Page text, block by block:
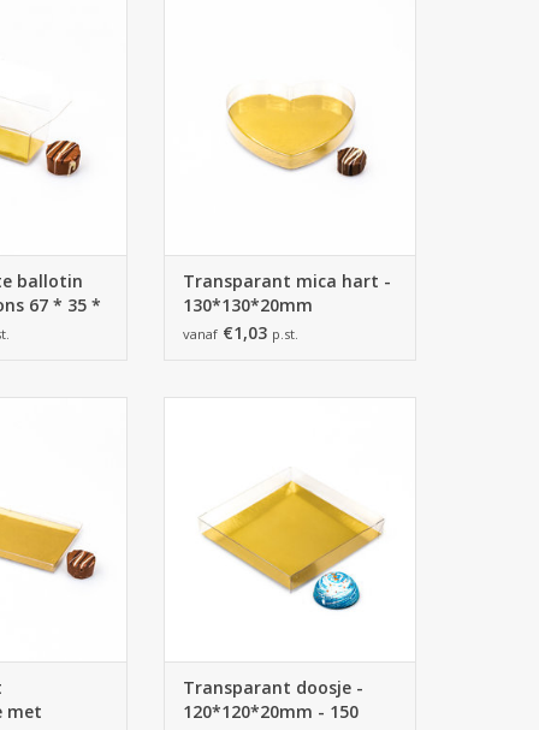
WINKELWAGEN
ballotin
67 * 35 *
Transparant mica hart -
130*130*20mm
vanaf €1,03 p.st.
WINKELWAGEN
met
TOEVOEGEN AAN WINKELWAGEN
Transparant doosje -
120*120*20mm - 150